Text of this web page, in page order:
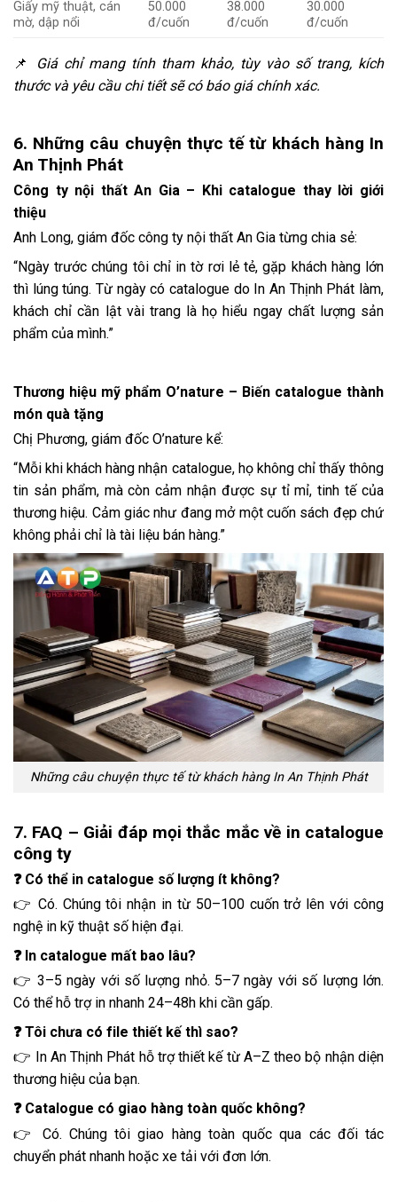
Giấy mỹ thuật, cán
mờ, dập nổi
50.000
đ/cuốn
38.000
đ/cuốn
30.000
đ/cuốn
📌
Giá chỉ mang tính tham khảo, tùy vào số trang, kích
thước và yêu cầu chi tiết sẽ có báo giá chính xác.
6. Những câu chuyện thực tế từ khách hàng In
An Thịnh Phát
Công ty nội thất An Gia – Khi catalogue thay lời giới
thiệu
Anh Long, giám đốc công ty nội thất An Gia từng chia sẻ:
“Ngày trước chúng tôi chỉ in tờ rơi lẻ tẻ, gặp khách hàng lớn
thì lúng túng. Từ ngày có catalogue do In An Thịnh Phát làm,
khách chỉ cần lật vài trang là họ hiểu ngay chất lượng sản
phẩm của mình.”
Thương hiệu mỹ phẩm O’nature – Biến catalogue thành
món quà tặng
Chị Phương, giám đốc O’nature kể:
“Mỗi khi khách hàng nhận catalogue, họ không chỉ thấy thông
tin sản phẩm, mà còn cảm nhận được sự tỉ mỉ, tinh tế của
thương hiệu. Cảm giác như đang mở một cuốn sách đẹp chứ
không phải chỉ là tài liệu bán hàng.”
Những câu chuyện thực tế từ khách hàng In An Thịnh Phát
7. FAQ – Giải đáp mọi thắc mắc về in catalogue
công ty
❓ Có thể in catalogue số lượng ít không?
👉 Có. Chúng tôi nhận in từ 50–100 cuốn trở lên với công
nghệ in kỹ thuật số hiện đại.
❓ In catalogue mất bao lâu?
👉 3–5 ngày với số lượng nhỏ. 5–7 ngày với số lượng lớn.
Có thể hỗ trợ in nhanh 24–48h khi cần gấp.
❓ Tôi chưa có file thiết kế thì sao?
👉 In An Thịnh Phát hỗ trợ thiết kế từ A–Z theo bộ nhận diện
thương hiệu của bạn.
❓ Catalogue có giao hàng toàn quốc không?
👉 Có. Chúng tôi giao hàng toàn quốc qua các đối tác
chuyển phát nhanh hoặc xe tải với đơn lớn.